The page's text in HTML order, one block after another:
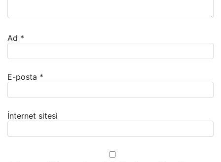
Ad *
E-posta *
İnternet sitesi